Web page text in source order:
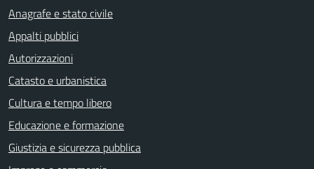
Anagrafe e stato civile
Appalti pubblici
Autorizzazioni
Catasto e urbanistica
Cultura e tempo libero
Educazione e formazione
Giustizia e sicurezza pubblica